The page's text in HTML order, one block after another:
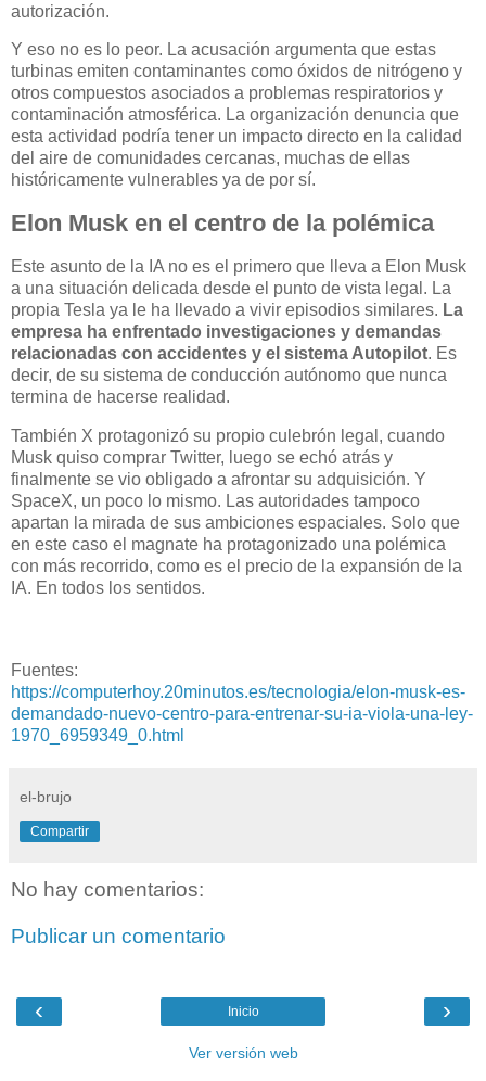
autorización.
Y eso no es lo peor. La acusación argumenta que estas
turbinas emiten contaminantes como óxidos de nitrógeno y
otros compuestos asociados a problemas respiratorios y
contaminación atmosférica. La organización denuncia que
esta actividad podría tener un impacto directo en la calidad
del aire de comunidades cercanas, muchas de ellas
históricamente vulnerables ya de por sí.
Elon Musk en el centro de la polémica
Este asunto de la IA no es el primero que lleva a Elon Musk
a una situación delicada desde el punto de vista legal. La
propia Tesla ya le ha llevado a vivir episodios similares. La
empresa ha enfrentado investigaciones y demandas
relacionadas con accidentes y el sistema Autopilot. Es
decir, de su sistema de conducción autónomo que nunca
termina de hacerse realidad.
También X protagonizó su propio culebrón legal, cuando
Musk quiso comprar Twitter, luego se echó atrás y
finalmente se vio obligado a afrontar su adquisición. Y
SpaceX, un poco lo mismo. Las autoridades tampoco
apartan la mirada de sus ambiciones espaciales. Solo que
en este caso el magnate ha protagonizado una polémica
con más recorrido, como es el precio de la expansión de la
IA. En todos los sentidos.
Fuentes:
https://computerhoy.20minutos.es/tecnologia/elon-musk-es-
demandado-nuevo-centro-para-entrenar-su-ia-viola-una-ley-
1970_6959349_0.html
el-brujo
Compartir
No hay comentarios:
Publicar un comentario
‹ ›
Inicio
Ver versión web